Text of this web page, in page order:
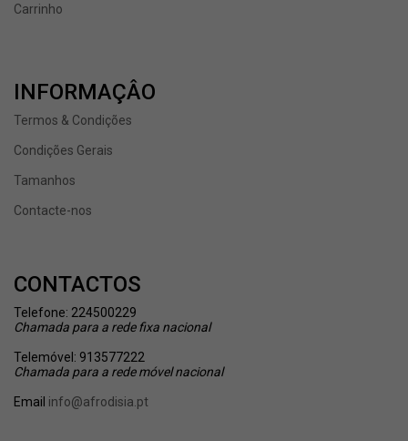
Carrinho
INFORMAÇÂO
Termos & Condições
Condições Gerais
Tamanhos
Contacte-nos
CONTACTOS
Telefone: 224500229
Chamada para a rede fixa nacional
Telemóvel: 913577222
Chamada para a rede móvel nacional
Email info@afrodisia.pt